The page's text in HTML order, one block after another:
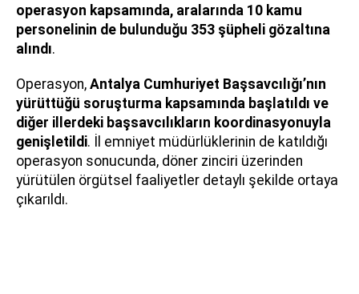
operasyon kapsamında, aralarında 10 kamu
personelinin de bulunduğu 353 şüpheli gözaltına
alındı.
Operasyon, Antalya Cumhuriyet Başsavcılığı’nın
yürüttüğü soruşturma kapsamında başlatıldı ve
diğer illerdeki başsavcılıkların koordinasyonuyla
genişletildi. İl emniyet müdürlüklerinin de katıldığı
operasyon sonucunda, döner zinciri üzerinden
yürütülen örgütsel faaliyetler detaylı şekilde ortaya
çıkarıldı.